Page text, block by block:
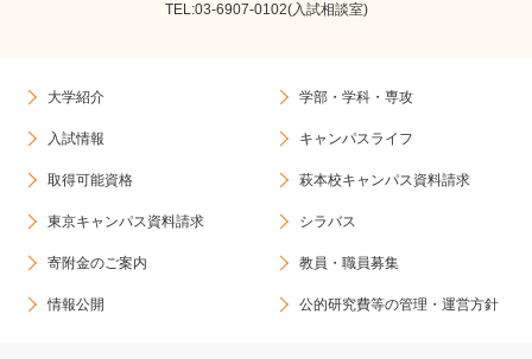
TEL:03-6907-0102(入試相談室)
大学紹介 学部・学科・専攻
入試情報 キャンパスライフ
取得可能資格 萩本校キャンパス資料請求
東京キャンパス資料請求 シラバス
寄附金のご案内 教員・職員募集
情報公開 公的研究費等の管理・運営方針